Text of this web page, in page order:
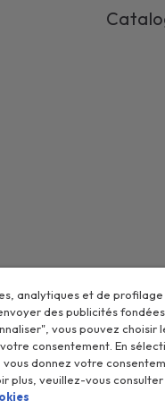
unique - SIÈGE
Fumagalli snc - 20861
- Fax : +39.039.2086.237
commerce de Milan-
1033934 - Autorisation IT
analytiques et de
des publicités
vous pouvez choisir
consentement. En
donnez votre
plus, veuillez-vous consulter